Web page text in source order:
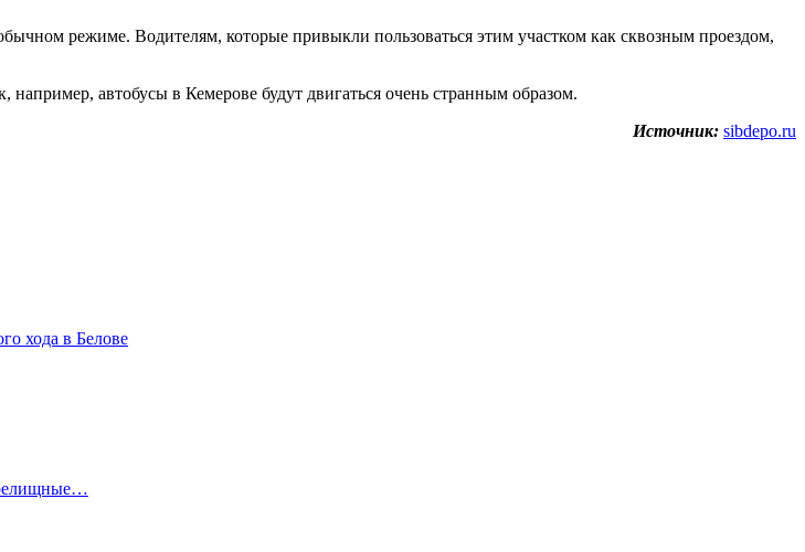
режиме. Водителям, которые привыкли пользоваться этим участком как сквозным проездом,
автобусы в Кемерове будут двигаться очень странным образом.
Источник: sibdepo.ru
хода в Белове